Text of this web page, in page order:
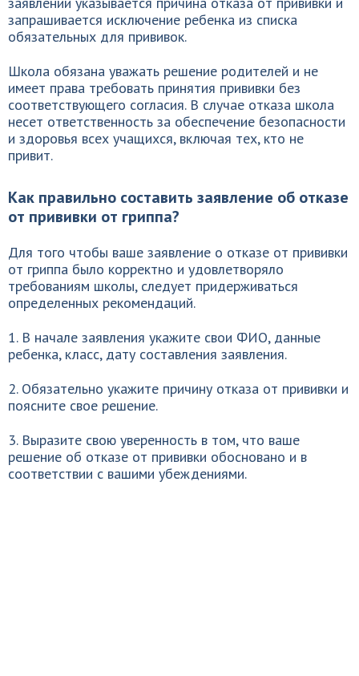
запрашивается исключение ребенка из списка
обязательных для прививок.
Школа обязана уважать решение родителей и не
имеет права требовать принятия прививки без
соответствующего согласия. В случае отказа школа
несет ответственность за обеспечение безопасности
и здоровья всех учащихся, включая тех, кто не
привит.
Как правильно составить заявление об отказе
от прививки от гриппа?
Для того чтобы ваше заявление о отказе от прививки
от гриппа было корректно и удовлетворяло
требованиям школы, следует придерживаться
определенных рекомендаций.
1. В начале заявления укажите свои ФИО, данные
ребенка, класс, дату составления заявления.
2. Обязательно укажите причину отказа от прививки и
поясните свое решение.
3. Выразите свою уверенность в том, что ваше
решение об отказе от прививки обосновано и в
соответствии с вашими убеждениями.